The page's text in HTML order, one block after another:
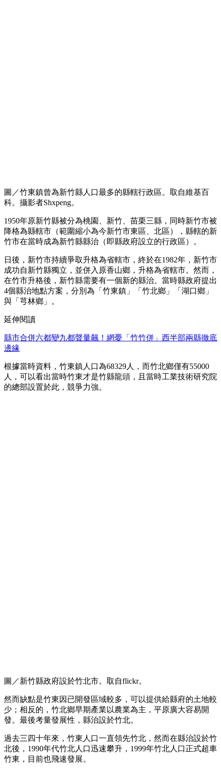
圖／竹東鎮曾為新竹縣人口最多的縣轄行政區。取自維基百
科。攝影者Shxpeng。
1950年原新竹縣被分為桃園、新竹、苗栗三縣，同時新竹市被
降格為縣轄市（範圍縮小為今新竹市東區、北區），縣轄的新
竹市在當時成為新竹縣縣治（即縣政府設立的行政區）。
日後，新竹市持續爭取升格為省轄市，終於在1982年，新竹市
成功自新竹縣獨立，並併入原香山鄉，升格為省轄市。然而，
在竹市升格後，新竹縣需要有一個新的縣治。當時縣政府提出
4個縣治地點方案，分別為「竹東鎮」「竹北鄉」「湖口鄉」
與「芎林鄉」。
延伸閱讀
縣市合併六都變九都聲量飆！網憂「竹竹併」西半部兩縣徹底
邊緣
根據當時資料，竹東鎮人口為68329人，而竹北鄉僅有55000
人，可以看出當時竹東才是竹縣龍頭，且當時工業技術研究院
的總部設置於此，競爭力強。
圖／新竹縣政府設於竹北市。取自flickr。
然而缺點是竹東因已開發區域較多，可以提供給縣府的土地較
少；相反的，竹北鄉早期產業以農業為主，平原廣大容易開
發。最後考量發展性，縣治設於竹北。
過去三四十年來，竹東人口一直領先竹北，然而在縣治設於竹
北後，1990年代竹北人口迅速攀升，1999年竹北人口正式超車
竹東，目前也飛速發展。